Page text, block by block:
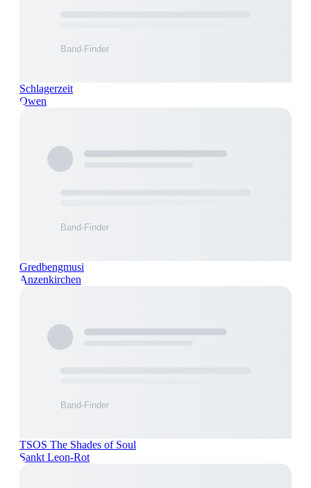
Schlagerzeit
Owen
Gredbengmusi
Anzenkirchen
TSOS The Shades of Soul
Sankt Leon-Rot